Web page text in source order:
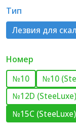
Тип
Лезвия для
Номер
№10 №10
№12D (SteeLuxe)
№15C (SteeLuxe)